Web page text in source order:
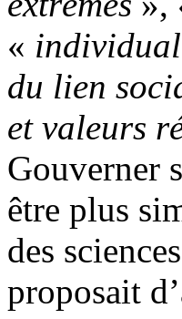
«
du lien
et valeurs
Gouverner
être plus
des
proposait